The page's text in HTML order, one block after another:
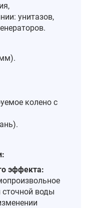
унитазов,
колено с
эффекта:
сточной воды